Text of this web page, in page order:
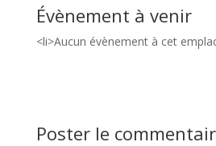
Évènement à venir
<li>Aucun évènement à cet
Poster le